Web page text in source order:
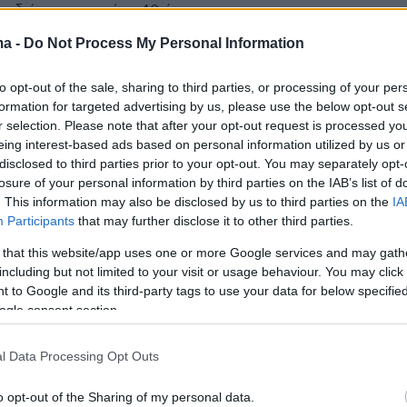
- Do Not Process My Personal Information
opt-out of the sale, sharing to third parties, or processing of your
for targeted advertising by us, please use the below opt-out
selection. Please note that after your opt-out request is processed
interest-based ads based on personal information utilized by us
to third parties prior to your opt-out. You may separately
of your personal information by third parties on the IAB’s list of
This information may also be disclosed by us to third parties on the
Participants that may further disclose it to other third parties.
that this website/app uses one or more Google services and may
but not limited to your visit or usage behaviour. You may
to Google and its third-party tags to use your data for below
consent section.
Data Processing Opt Outs
opt-out of the Sharing of my personal data.
διάρκειας περί τα 40 έτη
με απόφαση του ΣτΕ ο
του Υπερταμείου για την
Αρετσούς στην Καλαμαριά
προσφορές η προθεσμία
για το μεγάλο
Πάρκο στη Φυλή,
η επένδυση των €250 εκατ.
το σχέδιο η μετεγκατάστασης μεταφορικών